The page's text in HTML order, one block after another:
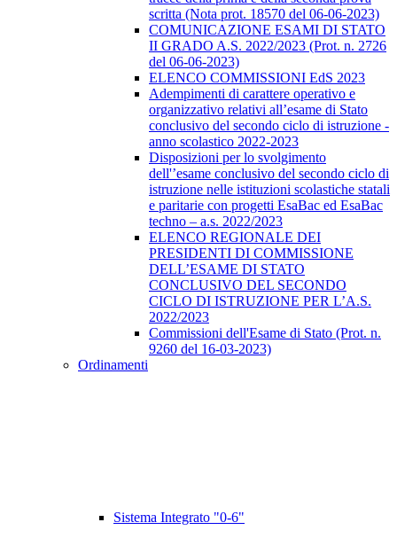
scritta (Nota prot. 18570 del 06-06-2023)
COMUNICAZIONE ESAMI DI STATO
II GRADO A.S. 2022/2023 (Prot. n. 2726
del 06-06-2023)
ELENCO COMMISSIONI EdS 2023
Adempimenti di carattere operativo e
organizzativo relativi all’esame di Stato
conclusivo del secondo ciclo di istruzione -
anno scolastico 2022-2023
Disposizioni per lo svolgimento
dell'’esame conclusivo del secondo ciclo di
istruzione nelle istituzioni scolastiche statali
e paritarie con progetti EsaBac ed EsaBac
techno – a.s. 2022/2023
ELENCO REGIONALE DEI
PRESIDENTI DI COMMISSIONE
DELL’ESAME DI STATO
CONCLUSIVO DEL SECONDO
CICLO DI ISTRUZIONE PER L’A.S.
2022/2023
Commissioni dell'Esame di Stato (Prot. n.
9260 del 16-03-2023)
Ordinamenti
Sistema Integrato "0-6"